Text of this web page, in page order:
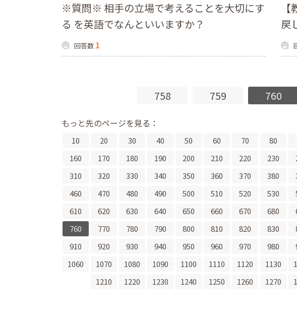
※質問※ 相手の立場で考えることを大切にす
る を英語でなんといいますか？
回答数 1
戻
758 759 760
もっと先のページを見る：
10 20 30 40 50 60 70 80
160
170 180 190 200 210 220 230
310
320 330 340 350 360 370 380
460
470 480 490 500 510 520 530
610
620 630 640 650 660 670 680
760
770 780 790 800 810 820 830
910
920 930 940 950 960 970 980
1060
1070 1080 1090 1100 1110 1120 1130
1210
1220 1230 1240 1250 1260 1270